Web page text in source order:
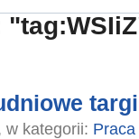
w kategorii: Praca